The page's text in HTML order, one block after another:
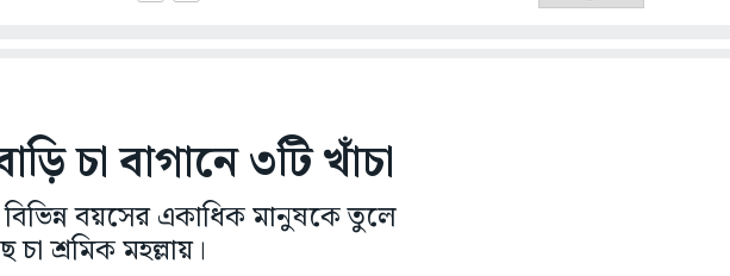
চা বাগানে ৩টি খাঁচা
বয়সের একাধিক মানুষকে তুলে
শ্রমিক মহল্লায়।